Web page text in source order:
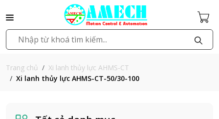
Trang chủ
Xi lanh thủy lực AHMS-CT
Xi lanh thủy lực AHMS-CT-50/30-100